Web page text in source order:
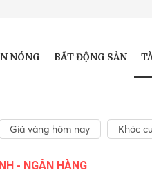
NÓNG BẤT ĐỘNG SẢN
Giá vàng hôm nay Khóc
- NGÂN HÀNG